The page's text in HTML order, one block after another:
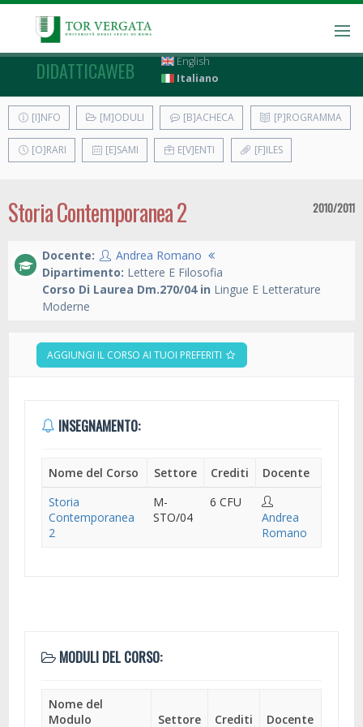
DIDATTICAWEB
English
Italiano
[I]NFO [M]ODULI [B]ACHECA [P]ROGRAMMA
[O]RARI [E]SAMI E[V]ENTI [F]ILES
Storia Contemporanea 2 2010/2011
Docente:
Andrea Romano
Dipartimento: Lettere E Filosofia
Corso Di Laurea Dm.270/04 in Lingue E Letterature
Moderne
AGGIUNGI IL CORSO AI TUOI PREFERITI
INSEGNAMENTO:
Nome del Corso Settore Crediti
Docente
Storia
Contemporanea
2
M-
STO/04
6 CFU
Andrea
Romano
MODULI DEL CORSO:
Nome del
Modulo
Settore Crediti Docente